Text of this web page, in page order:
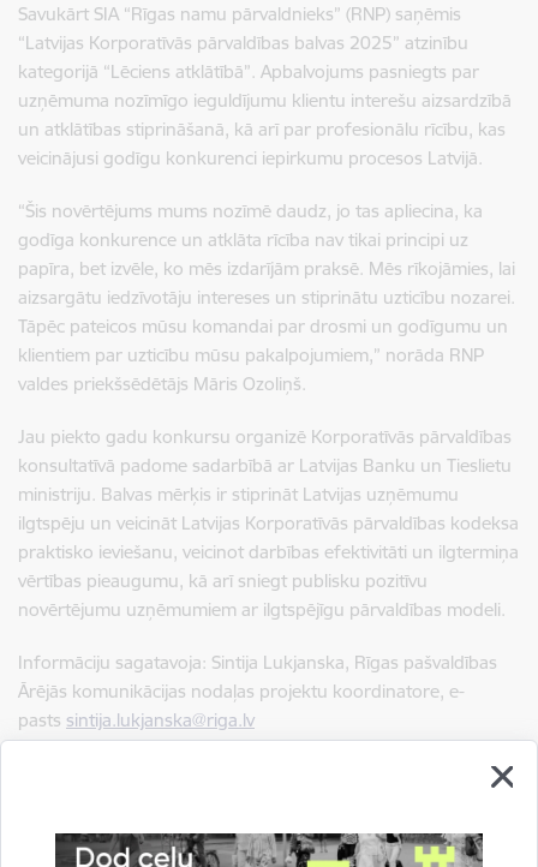
Savukārt SIA “Rīgas namu pārvaldnieks” (RNP) saņēmis
“Latvijas Korporatīvās pārvaldības balvas 2025” atzinību
kategorijā “Lēciens atklātībā”. Apbalvojums pasniegts par
uzņēmuma nozīmīgo ieguldījumu klientu interešu aizsardzībā
un atklātības stiprināšanā, kā arī par profesionālu rīcību, kas
veicinājusi godīgu konkurenci iepirkumu procesos Latvijā.
“Šis novērtējums mums nozīmē daudz, jo tas apliecina, ka
godīga konkurence un atklāta rīcība nav tikai principi uz
papīra, bet izvēle, ko mēs izdarījām praksē. Mēs rīkojāmies, lai
aizsargātu iedzīvotāju intereses un stiprinātu uzticību nozarei.
Tāpēc pateicos mūsu komandai par drosmi un godīgumu un
klientiem par uzticību mūsu pakalpojumiem,” norāda RNP
valdes priekšsēdētājs Māris Ozoliņš.
Jau piekto gadu konkursu organizē Korporatīvās pārvaldības
konsultatīvā padome sadarbībā ar Latvijas Banku un Tieslietu
ministriju. Balvas mērķis ir stiprināt Latvijas uzņēmumu
ilgtspēju un veicināt Latvijas Korporatīvās pārvaldības kodeksa
praktisko ieviešanu, veicinot darbības efektivitāti un ilgtermiņa
vērtības pieaugumu, kā arī sniegt publisku pozitīvu
novērtējumu uzņēmumiem ar ilgtspējīgu pārvaldības modeli.
Informāciju sagatavoja: Sintija Lukjanska, Rīgas pašvaldības
Ārējās komunikācijas nodaļas projektu koordinatore, e-
pasts sintija.lukjanska@riga.lv